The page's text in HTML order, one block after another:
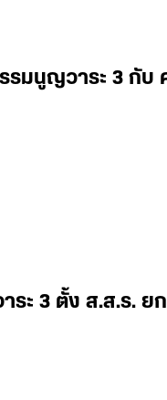
รมนูญวาระ 3 กับ
ะ 3 ตั้ง ส.ส.ร. ย